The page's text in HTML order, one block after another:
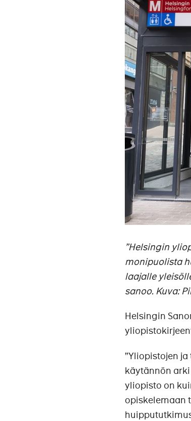
”Helsingin
monipuolista
laajalle
sanoo. Kuva:
Helsingin
”Yliopistojen
käytännön
yliopisto on
opiskelemaan